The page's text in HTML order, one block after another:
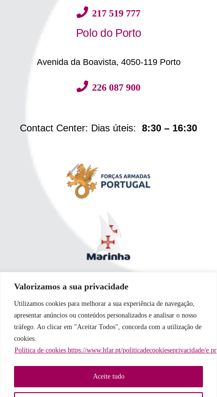
Valorizamos a sua privacidade
Utilizamos cookies para melhorar a sua experiência de navegação,
apresentar anúncios ou conteúdos personalizados e analisar o nosso
tráfego. Ao clicar em "Aceitar Todos", concorda com a utilização de
cookies.
Política de cookies https://www.hfar.pt/politicadecookieseprivacidade/e
Aceite tudo
217 519 777
Polo do Porto
Avenida da Boavista, 4050-119 Porto
226 087 900
Contact Center: Dias úteis: 8:30 – 16:30